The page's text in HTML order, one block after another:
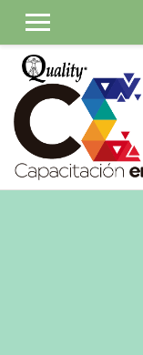
Skip to main content